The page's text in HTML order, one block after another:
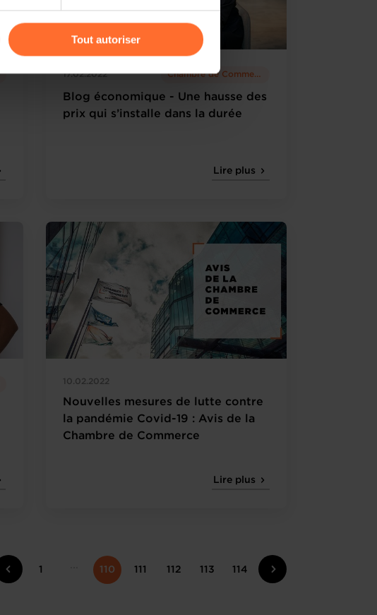
Tout autoriser
17.02.2022 Chambre de Commerce
Blog économique - Une hausse des
prix qui s’installe dans la durée
Lire plus
10.02.2022
Nouvelles mesures de lutte contre
la pandémie Covid-19 : Avis de la
Chambre de Commerce
Lire plus
1 110 111 112 113 114